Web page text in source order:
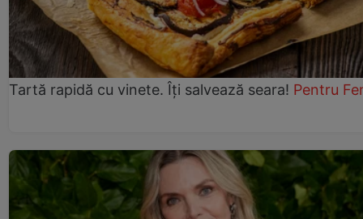
Tartă rapidă cu vinete. Îți salvează seara! Pentru